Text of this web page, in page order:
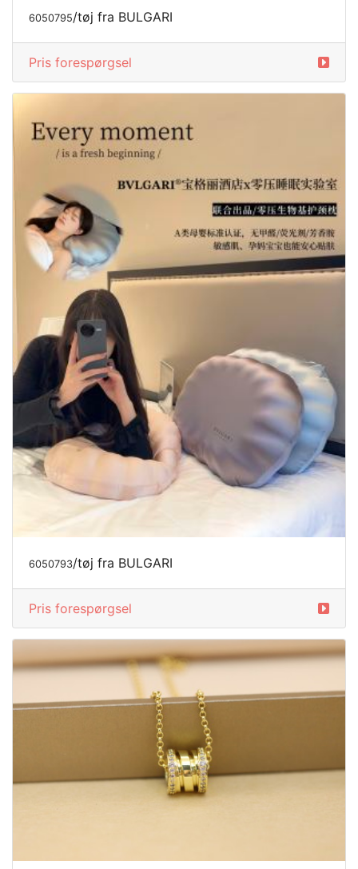
6050795/tøj fra BULGARI
Pris forespørgsel
6050793/tøj fra BULGARI
Pris forespørgsel